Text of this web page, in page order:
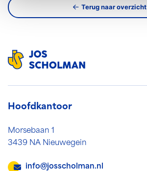
Terug naar overzicht
Hoofdkantoor
Morsebaan 1
3439 NA Nieuwegein
info@josscholman.nl